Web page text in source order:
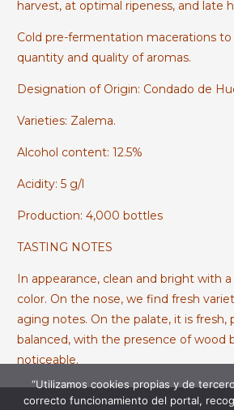
harvest, at optimal ripeness, and late
Cold pre-fermentation macerations
quantity and quality of aromas.
Designation of Origin: Condado de
Varieties: Zalema.
Alcohol content: 12.5%
Acidity: 5 g/l
Production: 4,000 bottles
TASTING NOTES
In appearance, clean and bright with
color. On the nose, we find fresh
aging notes. On the palate, it is fresh,
balanced, with the presence of wood
noticeable.
“Utilizamos cookies propias y de
correcto funcionamiento del portal,